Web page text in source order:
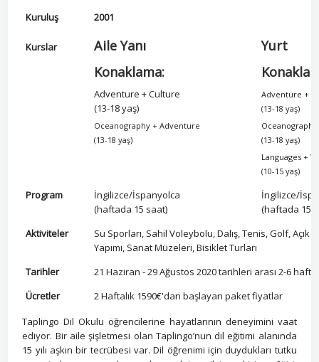
Kuruluş
2001
Kurslar
Aile Yanı
Konaklama:
Adventure + Culture
(13-18 yaş)
Oceanography + Adventure
(13-18 yaş)
Yurt
Adventure +
(13-18 yaş)
(13-18 yaş)
Languages +
(10-15 yaş)
Program
İngilizce/İspanyolca
(haftada 15 saat)
İngilizce/
(haftada 15
Aktiviteler
Su Sporları, Sahil Voleybolu, Dalış, Tenis, Golf,
Yapımı, Sanat Müzeleri, Bisiklet Turları
Tarihler
21 Haziran - 29 Ağustos 2020 tarihleri arası 2-6
Ücretler
2 Haftalık 1590€'dan başlayan paket fiyatlar
Taplingo Dil Okulu öğrencilerine hayatlarının deneyimini vaat
ediyor. Bir aile şişletmesi olan Taplingo’nun dil eğitimi alanında
15 yılı aşkın bir tecrübesi var. Dil öğrenimi için duydukları tutku